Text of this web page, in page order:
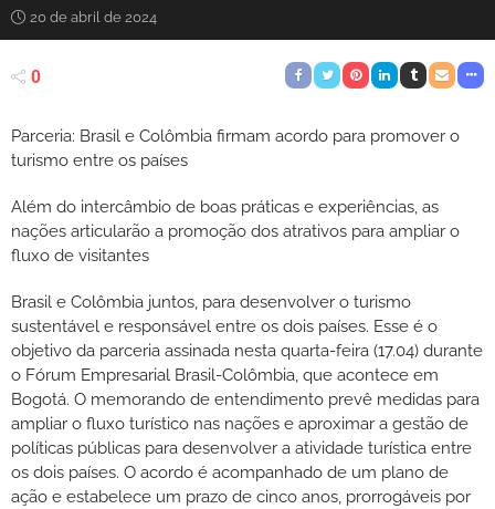
20 de abril de 2024
0
Parceria: Brasil e Colômbia firmam acordo para promover o
turismo entre os países
Além do intercâmbio de boas práticas e experiências, as
nações articularão a promoção dos atrativos para ampliar o
fluxo de visitantes
Brasil e Colômbia juntos, para desenvolver o turismo
sustentável e responsável entre os dois países. Esse é o
objetivo da parceria assinada nesta quarta-feira (17.04) durante
o Fórum Empresarial Brasil-Colômbia, que acontece em
Bogotá. O memorando de entendimento prevê medidas para
ampliar o fluxo turístico nas nações e aproximar a gestão de
políticas públicas para desenvolver a atividade turística entre
os dois países. O acordo é acompanhado de um plano de
ação e estabelece um prazo de cinco anos, prorrogáveis por